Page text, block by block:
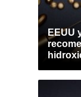
EEUU